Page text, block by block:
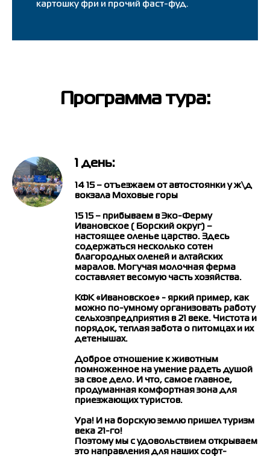
картошку фри и прочий фаст-фуд.
Программа тура:
1 день:
14 15 – отъезжаем от автостоянки у ж\д
вокзала Моховые горы
15 15 – прибываем в Эко-Ферму
Ивановское ( Борский округ) –
настоящее оленье царство. Здесь
содержаться несколько сотен
благородных оленей и алтайских
маралов. Могучая молочная ферма
составляет весомую часть хозяйства.
КФК «Ивановское» - яркий пример, как
можно по-умному организовать работу
сельхозпредприятия в 21 веке. Чистота и
порядок, теплая забота о питомцах и их
детенышах.
Доброе отношение к животным
помноженное на умение радеть душой
за свое дело. И что, самое главное,
продуманная комфортная зона для
приезжающих туристов.
Ура! И на борскую землю пришел туризм
века 21-го!
Поэтому мы с удовольствием открываем
это направления для наших софт-